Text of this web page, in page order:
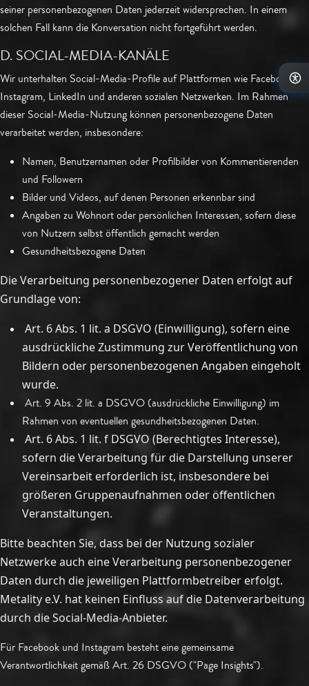
seiner personenbezogenen Daten jederzeit widersprechen. In einem
solchen Fall kann die Konversation nicht fortgeführt werden.
D. SOCIAL-MEDIA-KANÄLE
Wir unterhalten Social-Media-Profile auf Plattformen wie Facebook,
Instagram, LinkedIn und anderen sozialen Netzwerken. Im Rahmen
dieser Social-Media-Nutzung können personenbezogene Daten
verarbeitet werden, insbesondere:
Namen, Benutzernamen oder Profilbilder von Kommentierenden
und Followern
Bilder und Videos, auf denen Personen erkennbar sind
Angaben zu Wohnort oder persönlichen Interessen, sofern diese
von Nutzern selbst öffentlich gemacht werden
Gesundheitsbezogene Daten
Die Verarbeitung personenbezogener Daten erfolgt auf
Grundlage von:
Art. 6 Abs. 1 lit. a DSGVO (Einwilligung), sofern eine
ausdrückliche Zustimmung zur Veröffentlichung von
Bildern oder personenbezogenen Angaben eingeholt
wurde.
Art. 9 Abs. 2 lit. a DSGVO (ausdrückliche Einwilligung) im
Rahmen von eventuellen gesundheitsbezogenen Daten.
Art. 6 Abs. 1 lit. f DSGVO (Berechtigtes Interesse),
sofern die Verarbeitung für die Darstellung unserer
Vereinsarbeit erforderlich ist, insbesondere bei
größeren Gruppenaufnahmen oder öffentlichen
Veranstaltungen.
Bitte beachten Sie, dass bei der Nutzung sozialer
Netzwerke auch eine Verarbeitung personenbezogener
Daten durch die jeweiligen Plattformbetreiber erfolgt.
Metality e.V. hat keinen Einfluss auf die Datenverarbeitung
durch die Social-Media-Anbieter.
Für Facebook und Instagram besteht eine gemeinsame
Verantwortlichkeit gemäß Art. 26 DSGVO ("Page Insights").